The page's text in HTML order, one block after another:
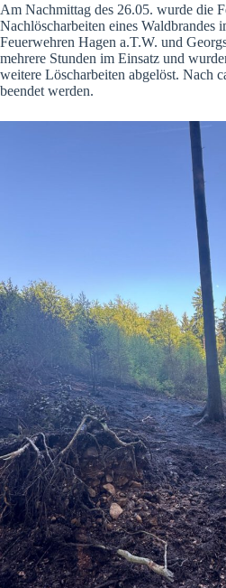
Am Nachmittag des 26.05. wurde die
Nachlöscharbeiten eines Waldbrandes
Feuerwehren Hagen a.T.W. und
mehrere Stunden im Einsatz und
weitere Löscharbeiten abgelöst. Nach
beendet werden.